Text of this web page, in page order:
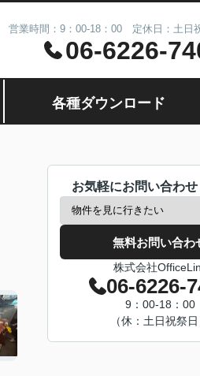
営業時間：9：00-18：00 定休日：土日
06-6226-
各種ダウンロード
お気軽にお問い合わ
無料お問い合わ
株式会社
06-6226-
9：00-18：00
（休：土日祝祭日